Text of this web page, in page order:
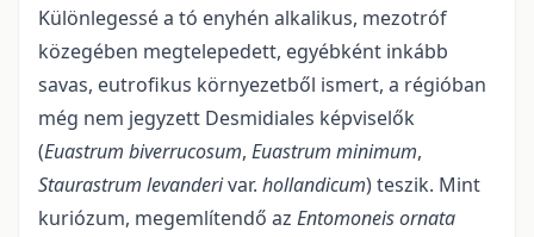
Különlegessé a tó enyhén alkalikus, mezotróf
közegében megtelepedett, egyébként inkább
savas, eutrofikus környezetből ismert, a régióban
még nem jegyzett Desmidiales képviselők
(Euastrum biverrucosum, Euastrum minimum,
Staurastrum levanderivar. hollandicum) teszik. Mint
kuriózum, megemlítendő az Entomoneis ornata